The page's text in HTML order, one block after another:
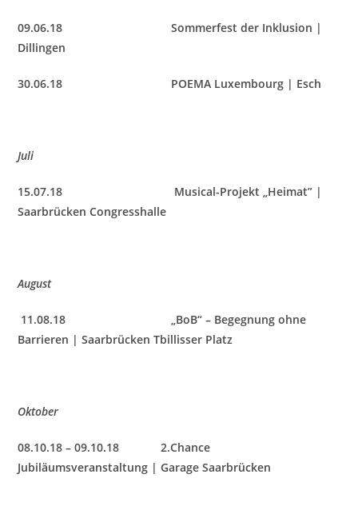
09.06.18 Sommerfest der Inklusion |
Dillingen
30.06.18 POEMA Luxembourg | Esch
Juli
15.07.18 Musical-Projekt „Heimat” |
Saarbrücken Congresshalle
August
11.08.18 „BoB“ – Begegnung ohne
Barrieren | Saarbrücken Tbillisser Platz
Oktober
08.10.18 – 09.10.18 2.Chance
Jubiläumsveranstaltung | Garage Saarbrücken